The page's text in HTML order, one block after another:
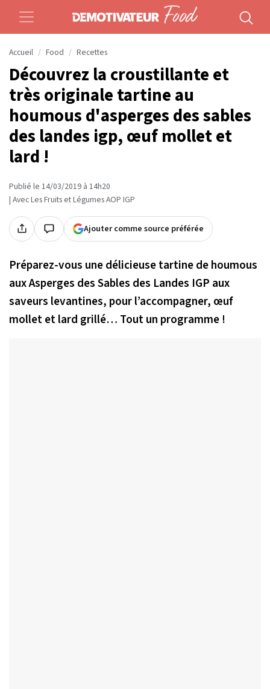
Accueil Food Recettes
Découvrez la croustillante et
très originale tartine au
houmous d'asperges des sables
des landes igp, œuf mollet et
lard !
Publié le 14/03/2019 à 14h20
| Avec Les Fruits et Légumes AOP IGP
Ajouter comme source préférée
Préparez-vous une délicieuse tartine de houmous
aux Asperges des Sables des Landes IGP aux
saveurs levantines, pour l’accompagner, œuf
mollet et lard grillé… Tout un programme !